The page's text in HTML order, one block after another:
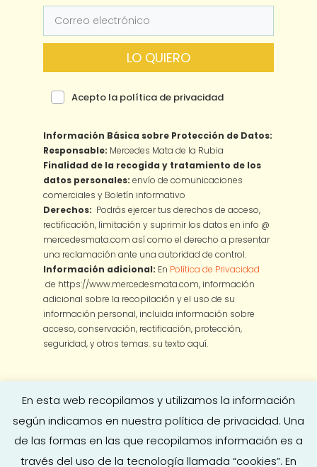
LO QUIERO
Acepto la política de privacidad
Información Básica sobre Protección de Datos:
Responsable: Mercedes Mata de la Rubia
Finalidad de la recogida y tratamiento de los
datos personales: envío de comunicaciones
comerciales y Boletín informativo
Derechos: Podrás ejercer tus derechos de acceso,
rectificación, limitación y suprimir los datos en info @
mercedesmata.com así como el derecho a presentar
una reclamación ante una autoridad de control.
Información adicional: En Política de Privacidad
de https://www.mercedesmata.com, información
adicional sobre la recopilación y el uso de su
información personal, incluida información sobre
acceso, conservación, rectificación, protección,
seguridad, y otros temas. su texto aquí.
En esta web recopilamos y utilizamos la información
según indicamos en nuestra política de privacidad. Una
de las formas en las que recopilamos información es a
través del uso de la tecnología llamada “cookies”. En